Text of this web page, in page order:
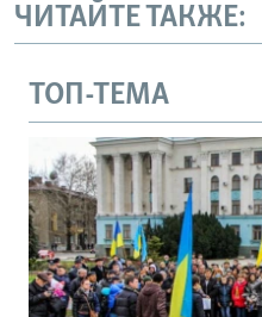
ЧИТАЙТЕ ТАКЖЕ:
ТОП-ТЕМА